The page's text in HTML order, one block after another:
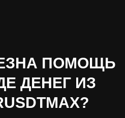
ПОМОЩЬ
ДЕНЕГ ИЗ